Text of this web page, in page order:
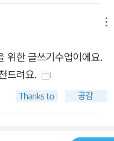
위한 글쓰기수업이에요.
드려요.